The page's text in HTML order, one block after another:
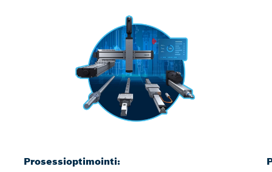
Prosessioptimointi: